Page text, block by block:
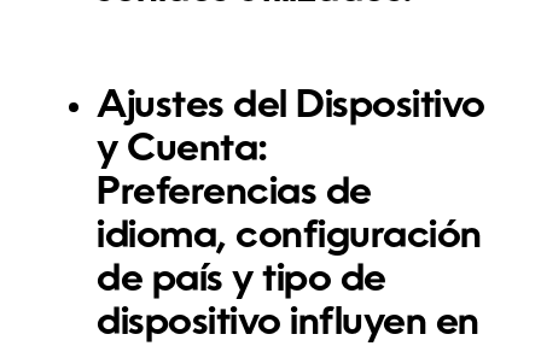
Ajustes del Dispositivo
y Cuenta:
Preferencias de
idioma, configuración
de país y tipo de
dispositivo influyen en